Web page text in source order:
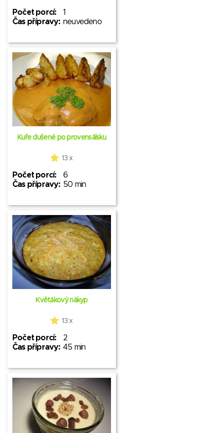
Počet porcí:
1
Čas přípravy: neuvedeno
Kuře dušené po provensálsku
13 x
Počet porcí:
6
Čas přípravy: 50 min
Květákový nákyp
13 x
Počet porcí:
2
Čas přípravy: 45 min